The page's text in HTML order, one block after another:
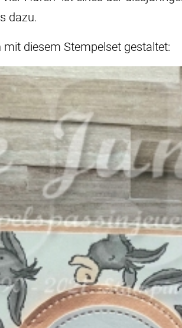
dazu.
diesem Stempelset gestaltet: